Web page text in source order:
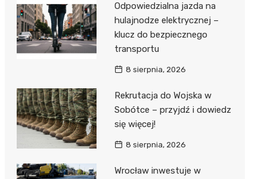
Odpowiedzialna jazda na
hulajnodze elektrycznej –
klucz do bezpiecznego
transportu
8 sierpnia, 2026
Rekrutacja do Wojska w
Sobótce – przyjdź i dowiedz
się więcej!
8 sierpnia, 2026
Wrocław inwestuje w